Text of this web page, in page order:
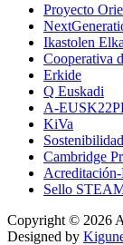
Proyecto
Ikastolen
Cooperativa
Erkide
Q Euskadi
A-
KiVa
Sostenibilidad
Cambridge
Sello
Copyright © 2026
Designed by